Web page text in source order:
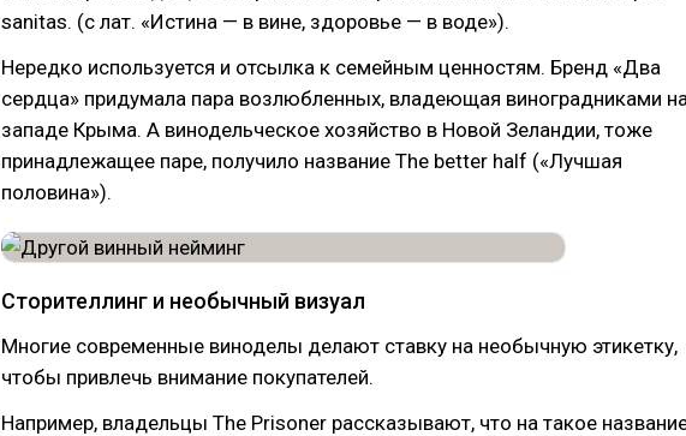
sanitas. (с лат. «Истина — в вине, здоровье — в воде»).
Нередко используется и отсылка к семейным ценностям. Бренд «Два
сердца» придумала пара возлюбленных, владеющая виноградниками
западе Крыма. А винодельческое хозяйство в Новой Зеландии, тоже
принадлежащее паре, получило название The better half («Лучшая
половина»).
Сторителлинг и необычный визуал
Многие современные виноделы делают ставку на необычную этикетку,
чтобы привлечь внимание покупателей.
Например, владельцы The Prisoner рассказывают, что на такое